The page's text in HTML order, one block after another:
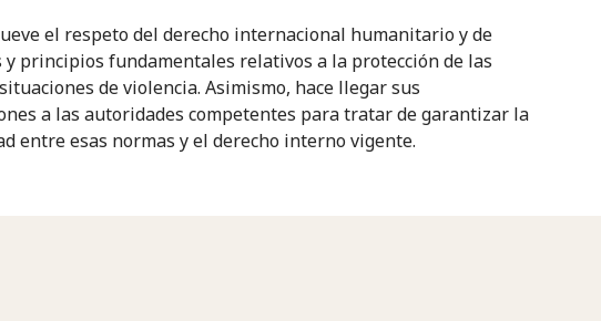
el respeto del derecho internacional humanitario y de
y principios fundamentales relativos a la protección de las
de violencia. Asimismo, hace llegar sus
a las autoridades competentes para tratar de garantizar la
entre esas normas y el derecho interno vigente.